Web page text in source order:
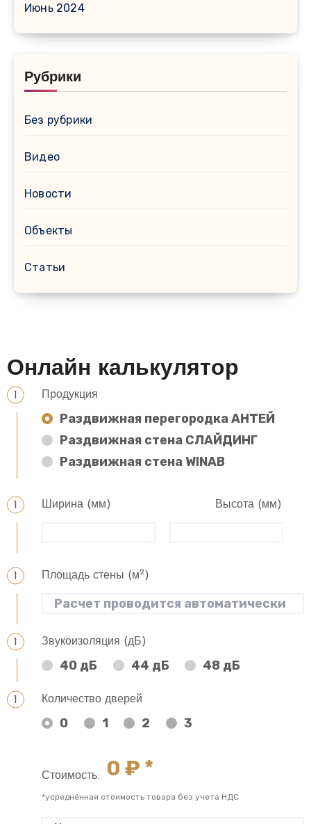
Июнь 2024
Рубрики
Без рубрики
Видео
Новости
Объекты
Статьи
Онлайн калькулятор
Продукция
Раздвижная перегородка АНТЕЙ
Раздвижная стена СЛАЙДИНГ
Раздвижная стена WINAB
Ширина (мм) Высота (мм)
Площадь стены (м2)
Звукоизоляция (дБ)
40 дБ 44 дБ 48 дБ
Количество дверей
0 1 2 3
Стоимость: 0 ₽ *
*усреднённая стоимость товара без учета НДС